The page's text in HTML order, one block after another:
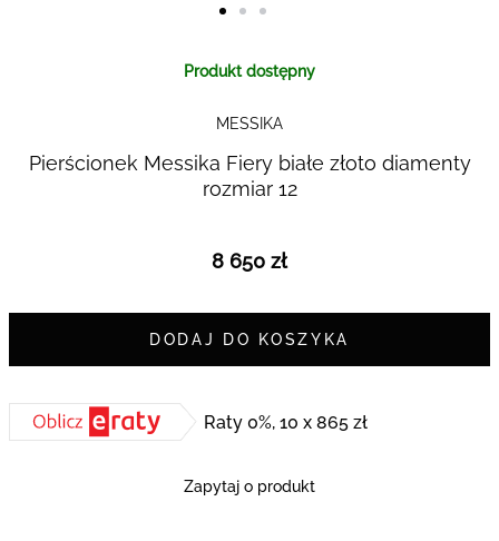
Produkt dostępny
MESSIKA
Pierścionek Messika Fiery białe złoto diamenty
rozmiar 12
gallery
8 650 zł
DODAJ DO KOSZYKA
Raty 0%, 10 x 865 zł
Zapytaj o produkt